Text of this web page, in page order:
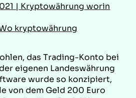
| Kryptowährung worin
kryptowährung
das Trading-Konto bei
eigenen Landeswährung
wurde so konzipiert,
von dem Geld 200 Euro